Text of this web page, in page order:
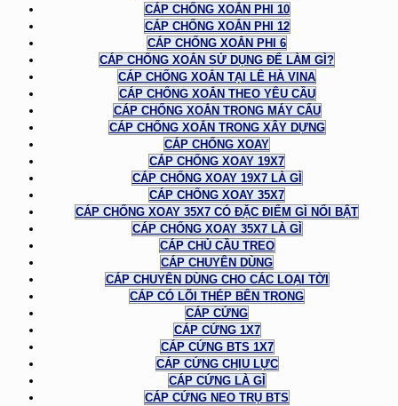
CÁP CHỐNG XOẮN PHI 10
CÁP CHỐNG XOẮN PHI 12
CÁP CHỐNG XOẮN PHI 6
CÁP CHỐNG XOẮN SỬ DỤNG ĐỂ LÀM GÌ?
CÁP CHỐNG XOẮN TẠI LÊ HÀ VINA
CÁP CHỐNG XOẮN THEO YÊU CẦU
CÁP CHỐNG XOẮN TRONG MÁY CẨU
CÁP CHỐNG XOẮN TRONG XÂY DỰNG
CÁP CHỐNG XOAY
CÁP CHỐNG XOAY 19X7
CÁP CHỐNG XOAY 19X7 LÀ GÌ
CÁP CHỐNG XOAY 35X7
CÁP CHỐNG XOAY 35X7 CÓ ĐẶC ĐIỂM GÌ NỔI BẬT
CÁP CHỐNG XOAY 35X7 LÀ GÌ
CÁP CHỦ CẦU TREO
CÁP CHUYÊN DÙNG
CÁP CHUYÊN DÙNG CHO CÁC LOẠI TỜI
CÁP CÓ LÕI THÉP BÊN TRONG
CÁP CỨNG
CÁP CỨNG 1X7
CÁP CỨNG BTS 1X7
CÁP CỨNG CHỊU LỰC
CÁP CỨNG LÀ GÌ
CÁP CỨNG NEO TRỤ BTS